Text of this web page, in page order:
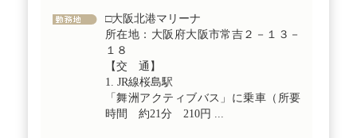
□大阪北港マリーナ
所在地：大阪府大阪市常吉２－１３－
１８
【交 通】
1. JR線桜島駅
「舞洲アクティブバス」に乗車（所要
時間 約21分 210円 ...